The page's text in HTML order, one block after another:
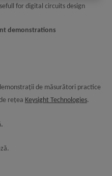
for digital circuits design
demonstrations
de măsurători practice
rețea Keysight Technologies.